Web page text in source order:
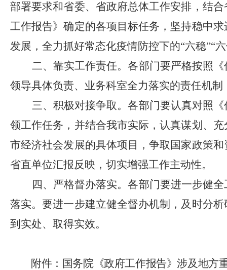
部署要求和省委、省政府总体工作安排，结
工作报告》确定的各项目标任务，坚持稳中
发展，全力抓好常态化疫情防控下的“六稳”“
二、靠实工作责任。各部门要严格按照
领导具体负责、业务科室全力落实的责任机
三、积极对接争取。各部门要认真对照
领工作任务，并结合我市实际，认真谋划、
市经济社会发展的具体项目，争取国家政策
省直单位汇报反映，切实增强工作主动性。
四、严格督办落实。各部门要进一步健
落实。要进一步建立健全督办机制，及时分
到实处、取得实效。
附件： 国务院《政府工作报告》涉及地方